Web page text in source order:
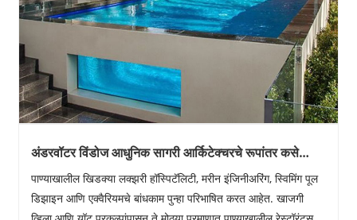
अंडरवॉटर विंडोज आधुनिक सागरी आर्किटेक्चरचे रूपांतर कसे
पाण्याखालील खिडक्या लक्झरी हॉस्पिटॅलिटी, मरीन इंजिनीअरिंग, स्विमिंग पूल
डिझाइन आणि एक्वैरियमचे बांधकाम पुन्हा परिभाषित करत आहेत. खाजगी